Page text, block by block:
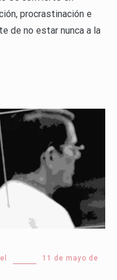
procrastinación e
de no estar nunca a la
11 de mayo de